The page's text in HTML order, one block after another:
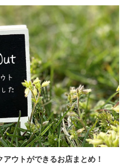
ウトができるお店まとめ！